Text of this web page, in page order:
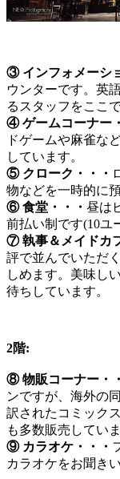
③ インフォメーシ
ウンターです。英
るスタッフをここ
④ ゲームコーナー
ドゲームや麻雀な
しています。
⑤ クローク・・・
物などを一時的に
⑥ 食堂・・・ 昼は
前払い制です(10ユ
⑦ 執事＆メイドカ
評で並んでいただ
しめます。美味し
待ちしています。
2階:
⑧ 物販コーナー・
ンですが、海外の
訳されたコミック
も多数販売していま
⑨ カラオケ・・・
カラオケをお聞き